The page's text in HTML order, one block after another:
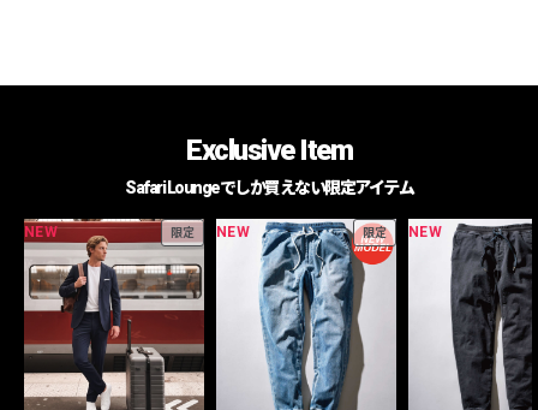
Exclusive Item
Safari Loungeでしか買えない限定アイテム
NEW 限定 NEW 限定 NEW